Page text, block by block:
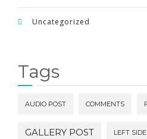
Uncategorized
Tags
AUDIO POST COMMENTS
GALLERY POST LEFT